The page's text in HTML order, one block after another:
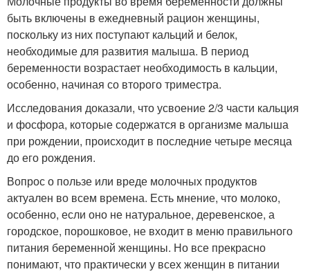
быть включены в ежедневный рацион женщины,
поскольку из них поступают кальций и белок,
необходимые для развития малыша. В период
беременности возрастает необходимость в кальции,
особенно, начиная со второго триместра.
Исследования доказали, что усвоение 2/3 части кальция
и фосфора, которые содержатся в организме малыша
при рождении, происходит в последние четыре месяца
до его рождения.
Вопрос о пользе или вреде молочных продуктов
актуален во всем времена. Есть мнение, что молоко,
особенно, если оно не натуральное, деревенское, а
городское, порошковое, не входит в меню правильного
питания беременной женщины. Но все прекрасно
понимают, что практически у всех женщин в питании